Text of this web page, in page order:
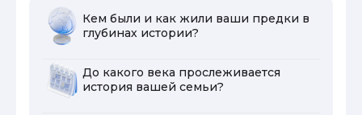
Кем были и как жили ваши предки в
глубинах истории?
До какого века прослеживается
история вашей семьи?